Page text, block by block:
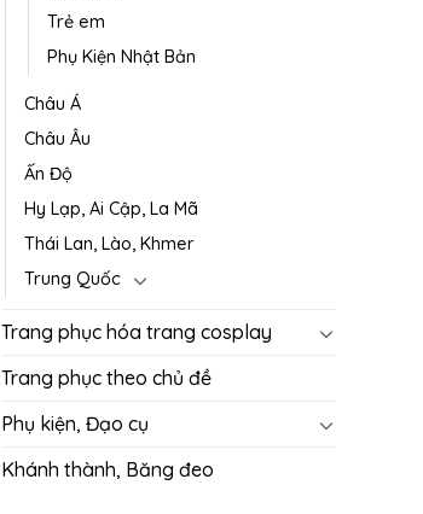
Trẻ em
Phụ Kiện Nhật Bản
Châu Á
Châu Âu
Ấn Độ
Hy Lạp, Ai Cập, La Mã
Thái Lan, Lào, Khmer
Trung Quốc
Trang phục hóa trang cosplay
Trang phục theo chủ đề
Phụ kiện, Đạo cụ
Khánh thành, Băng đeo